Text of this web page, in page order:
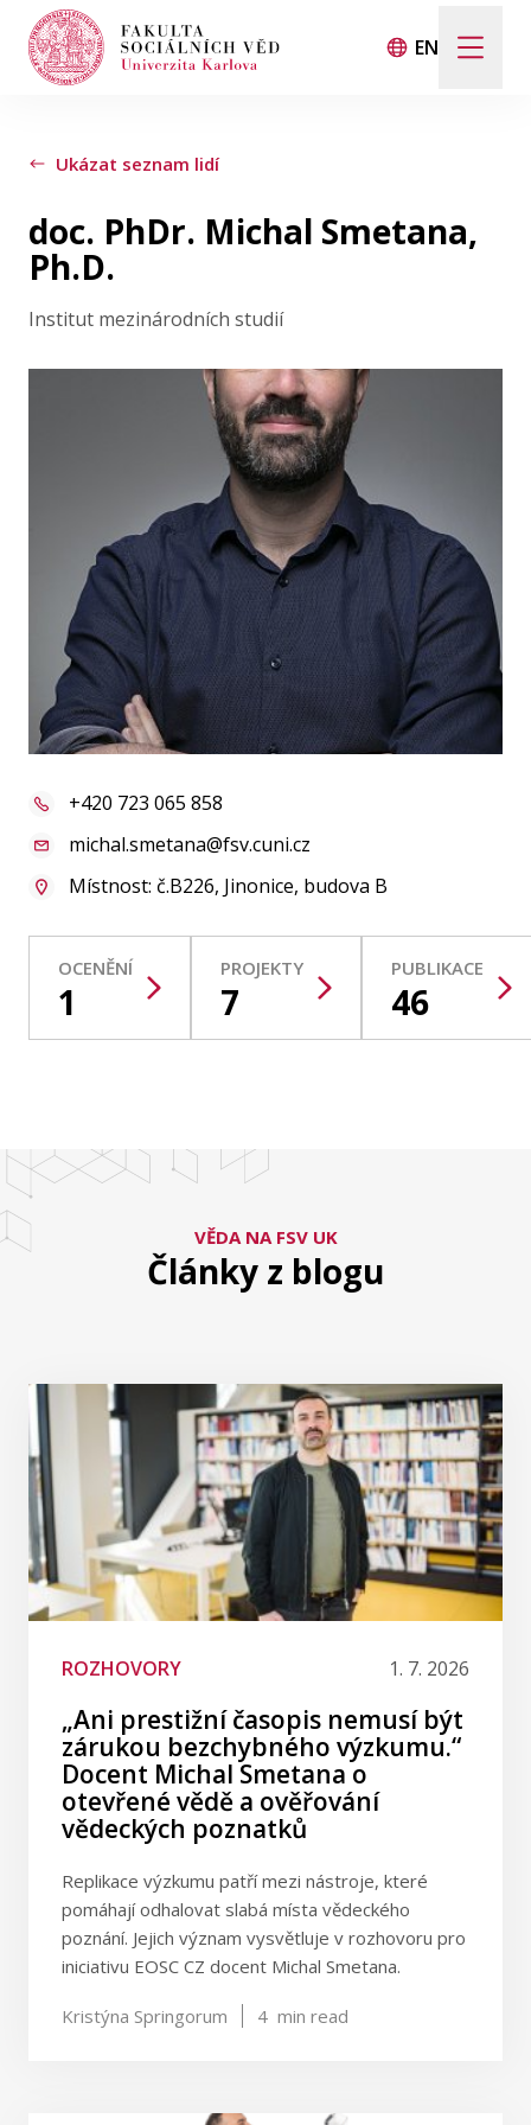
EN
Hledat
Když jsou k dispozici výsledky z našeptávače,
Události
Projekty
Publikace
Kontakt
Ukázat seznam lidí
doc. PhDr. Michal Smetana,
Ph.D.
Institut mezinárodních studií
+420 723 065 858
michal.smetana@fsv.cuni.cz
Místnost: č.B226, Jinonice, budova B
OCENĚNÍ
1
PROJEKTY
7
PUBLIKACE
46
VĚDA NA FSV UK
Články z blogu
ROZHOVORY 1. 7. 2026
„Ani prestižní časopis nemusí být
zárukou bezchybného výzkumu.“
Docent Michal Smetana o
otevřené vědě a ověřování
vědeckých poznatků
Replikace výzkumu patří mezi nástroje, které
pomáhají odhalovat slabá místa vědeckého
poznání. Jejich význam vysvětluje v rozhovoru pro
iniciativu EOSC CZ docent Michal Smetana.
Kristýna Springorum 4 min read